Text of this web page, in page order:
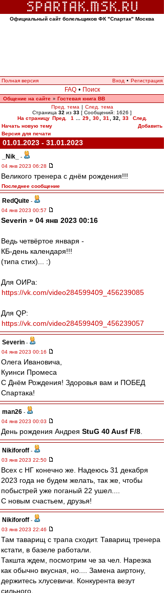
Официальный сайт болельщиков ФК "Спартак" Москва
Полная версия Вход • Регистрация
FAQ • Поиск
Общение на сайте » Гостевая книга ВВ
Пред. тема | След. тема
Страница 32 из 33 [ Сообщений: 1626 ]
На страницу Пред. 1 29 30 31 32 33
След.
Начать новую тему
Добавить
Версия для печати
01.01.2023 - 31.01.2023
_Nik_
-
04 янв 2023 06:28
Великого тренера с днём рождения!!!
Последнее сообщение
RedQuite -
04 янв 2023 00:57
Severin » 04 янв 2023 00:16
Ведь четвёртое января -
КБ-день календаря!!!
(типа стих)... :)
Для ОИРа:
https://vk.com/video284599409_456239085
Для QP:
https://vk.com/video284599409_456239057
Severin -
04 янв 2023 00:16
Олега Ивановича,
Куинси Промеса
С Днём Рождения! Здоровья вам и ПОБЕД
Спартака!
man26 -
04 янв 2023 00:03
День рождения Андрея StuG 40 Ausf F/8
Nikiforoff -
03 янв 2023 22:50
Всех с НГ конечно же. Надеюсь 31 декабря
2023 года не будем желать, так же, чтобы
побыстрей уже поганый 22 ушел....
С новым счастьем, друзья!
Nikiforoff -
03 янв 2023 22:46
Там таварищ с трапа сходит. Таварищ тренера
кстати, в базеле работали.
Такшта ждем, посмотрим че за чел. Нарезка
как обычно вкусная, но.... Замена аиртону,
держитесь хлусевичи. Конкурента везут
сильного.